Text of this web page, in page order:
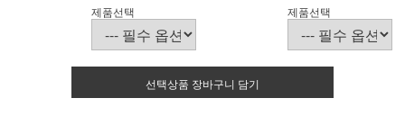
제품선택 제품선택
선택상품 장바구니 담기